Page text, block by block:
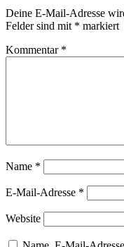
Schrein,
Deine E-Mail-Adresse
Felder sind mit * markiert
Kommentar *
Name *
E-Mail-Adresse *
Website